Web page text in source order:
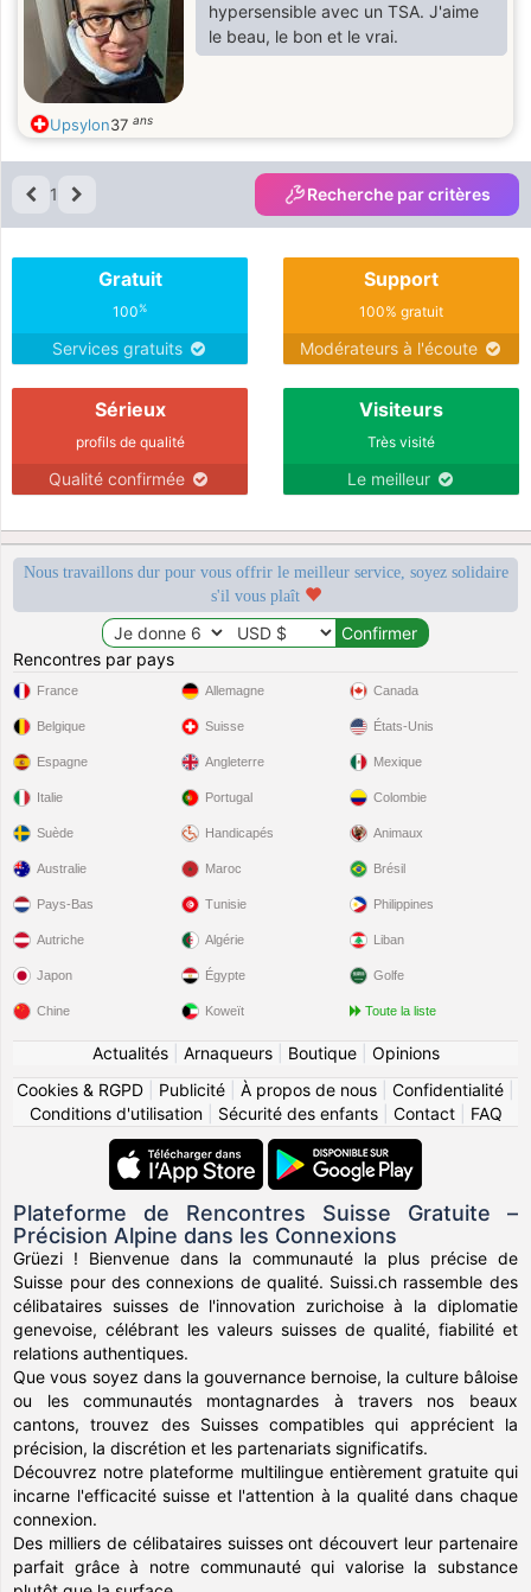
hypersensible avec un TSA. J'aime
le beau, le bon et le vrai.
Upsylon37 ans
1 Recherche par critères
Gratuit
100%
Services gratuits
Support
100% gratuit
Modérateurs à l'écoute
Sérieux
profils de qualité
Qualité confirmée
Visiteurs
Très visité
Le meilleur
Nous travaillons dur pour vous offrir le meilleur service, soyez solidaire
s'il vous plaît
Rencontres par pays
France
Belgique
Espagne
Italie
Suède
Allemagne
Suisse
Angleterre
Portugal
Handicapés
Canada
États-Unis
Mexique
Colombie
Animaux
Australie
Pays-Bas
Autriche
Japon
Chine
Maroc
Tunisie
Algérie
Égypte
Koweït
Brésil
Philippines
Liban
Golfe
Toute la liste
Actualités| Arnaqueurs| Boutique| Opinions
Cookies & RGPD
Publicité À propos de nous Confidentialité
Conditions d'utilisation| Sécurité des enfants| Contact| FAQ
Plateforme de Rencontres Suisse Gratuite –
Précision Alpine dans les Connexions
Grüezi ! Bienvenue dans la communauté la plus précise de
Suisse pour des connexions de qualité. Suissi.ch rassemble des
célibataires suisses de l'innovation zurichoise à la diplomatie
genevoise, célébrant les valeurs suisses de qualité, fiabilité et
relations authentiques.
Que vous soyez dans la gouvernance bernoise, la culture bâloise
ou les communautés montagnardes à travers nos beaux
cantons, trouvez des Suisses compatibles qui apprécient la
précision, la discrétion et les partenariats significatifs.
Découvrez notre plateforme multilingue entièrement gratuite qui
incarne l'efficacité suisse et l'attention à la qualité dans chaque
connexion.
Des milliers de célibataires suisses ont découvert leur partenaire
parfait grâce à notre communauté qui valorise la substance